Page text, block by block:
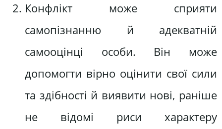
Конфлікт може сприяти
самопізнанню й адекватній
самооцінці особи. Він може
допомогти вірно оцінити свої сили
та здібності й виявити нові, раніше
не відомі риси характеру